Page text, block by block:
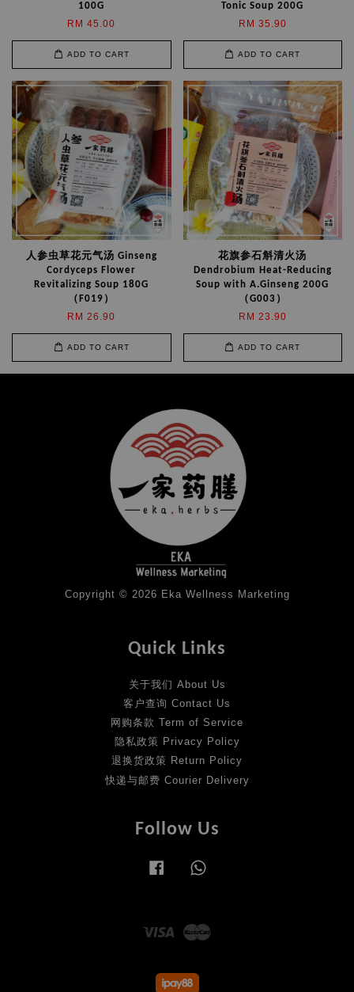
100G
RM 45.00
ADD TO CART
Tonic Soup 200G
RM 35.90
ADD TO CART
人参虫草花元气汤 Ginseng
Cordyceps Flower
Revitalizing Soup 180G
（F019）
RM 26.90
ADD TO CART
花旗参石斛清火汤
Dendrobium Heat-Reducing
Soup with A.Ginseng 200G
（G003）
RM 23.90
ADD TO CART
Copyright © 2026 Eka Wellness Marketing
Quick Links
关于我们 About Us
客户查询 Contact Us
网购条款 Term of Service
隐私政策 Privacy Policy
退换货政策 Return Policy
快递与邮费 Courier Delivery
Follow Us
Facebook
Visa